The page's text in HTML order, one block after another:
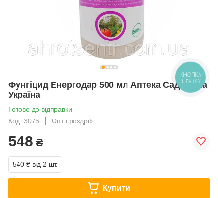
Фунгіцид Енергодар 500 мл Аптека Садівника
Україна
Готово до відправки
Код: 3075
Опт і роздріб
548 ₴
540 ₴ від 2 шт.
Купити